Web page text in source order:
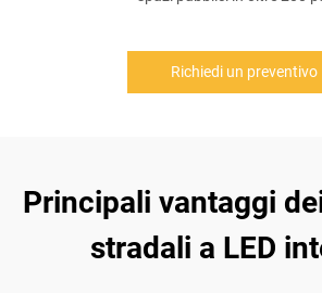
Richiedi un preventivo
Principali vantaggi
stradali a LED